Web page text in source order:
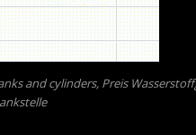
and cylinders, Preis